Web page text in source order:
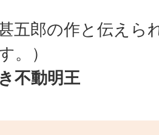
甚五郎の作と伝え
。）
不動明王